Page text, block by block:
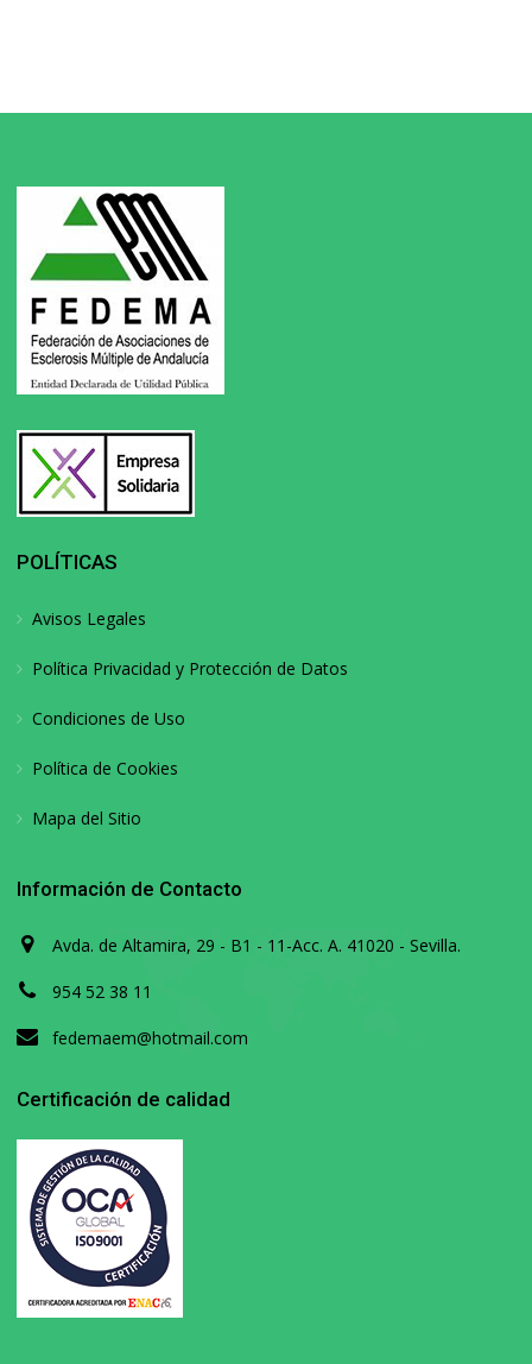
POLÍTICAS
Avisos Legales
Política Privacidad y Protección de Datos
Condiciones de Uso
Política de Cookies
Mapa del Sitio
Información de Contacto
Avda. de Altamira, 29 - B1 - 11-Acc. A. 41020 - Sevilla.
954 52 38 11
fedemaem@hotmail.com
Certificación de calidad